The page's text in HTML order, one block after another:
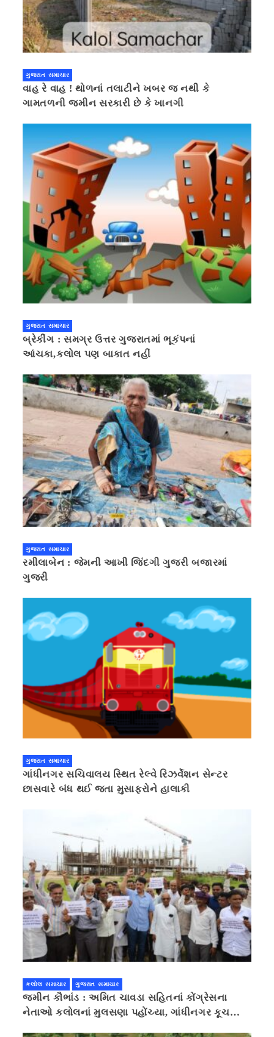
ગુજરાત સમાચાર
વાહ રે વાહ ! થોળનાં તલાટીને ખબર જ નથી કે
ગામતળની જમીન સરકારી છે કે ખાનગી
ગુજરાત સમાચાર
બ્રેકીંગ : સમગ્ર ઉત્તર ગુજરાતમાં ભૂકંપનાં
આંચકા,કલોલ પણ બાકાત નહીં
ગુજરાત સમાચાર
રમીલાબેન : જેમની આખી જિંદગી ગુજરી બજારમાં
ગુજરી
ગુજરાત સમાચાર
ગાંધીનગર સચિવાલય સ્થિત રેલ્વે રિઝર્વેશન સેન્ટર
છાસવારે બંધ થઈ જતા મુસાફરોને હાલાકી
કલોલ સમાચાર ગુજરાત સમાચાર
જમીન કૌભાંડ : અમિત ચાવડા સહિતનાં કોંગ્રેસના
નેતાઓ કલોલનાં મુલસણા પહોંચ્યા, ગાંધીનગર કૂચ